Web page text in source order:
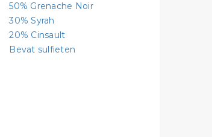
50% Grenache Noir
30% Syrah
20% Cinsault
Bevat sulfieten